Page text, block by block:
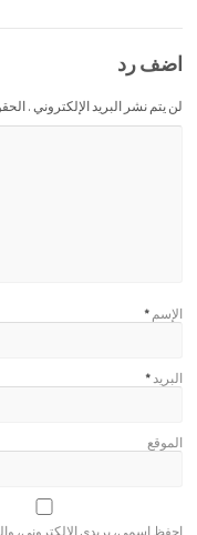
اضف رد
لن يتم نشر البريد الإلكتروني .
الإسم *
البريد*
الموقع
احفظ اسمي، بريدي الإلكتروني،